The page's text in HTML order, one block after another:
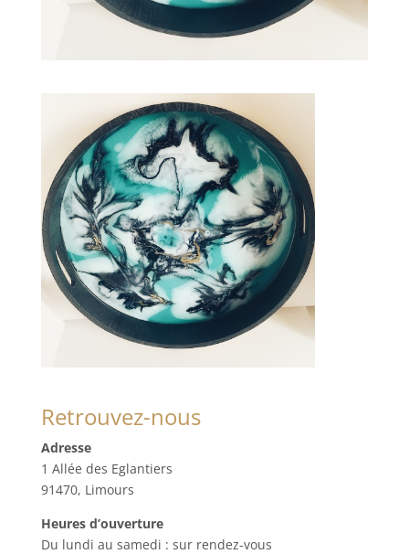
Retrouvez-nous
Adresse
1 Allée des Eglantiers
91470, Limours
Heures d’ouverture
Du lundi au samedi : sur rendez-vous